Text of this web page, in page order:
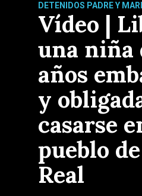
DETENIDOS PADRE Y
Vídeo |
una niña
años
y
casarse
pueblo
Real